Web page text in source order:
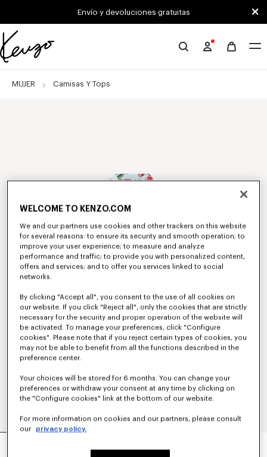
Skip to main content
Skip to footer contentEnvío y devoluciones gratuitas
Página
MUJER Camisas Y Tops
ALGODÓN 'KENZO TULIP'
WELCOME TO KENZO.COM
We and our partners use cookies and other trackers on this website
for several reasons: to ensure its security and smooth operation; to
improve your user experience; to measure and analyze
performance and traffic; to provide you with personalized content,
offers and services; and to offer you services linked to social
networks.
By clicking "Accept all", you consent to the use of all cookies on
our website. If you click "Reject all", only the cookies that are strictly
necessary for the security and proper operation of the website will
be activated. To manage your preferences, click "Configure
cookies". Please note that if you reject certain types of cookies, you
may not be able to benefit from all the functions described in the
preference center.
Your choices will be stored for 6 months. You can change your
preferences or withdraw your consent at any time by clicking on
the "Configure cookies" link at the bottom of our website.
For more information on cookies and our partners, please consult
our
privacy policy.